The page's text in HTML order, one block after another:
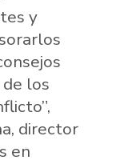
y
los
director
en